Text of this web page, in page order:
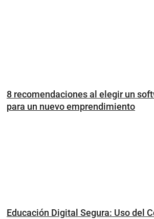
8 recomendaciones al elegir un
para un nuevo emprendimiento
Educación Digital Segura: Uso del